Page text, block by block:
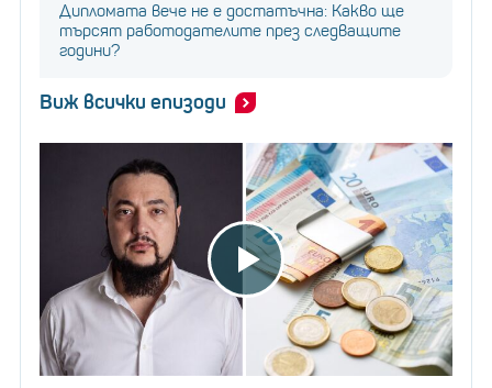
Дипломата вече не е достатъчна: Какво ще
търсят работодателите през следващите
години?
Виж всички епизоди